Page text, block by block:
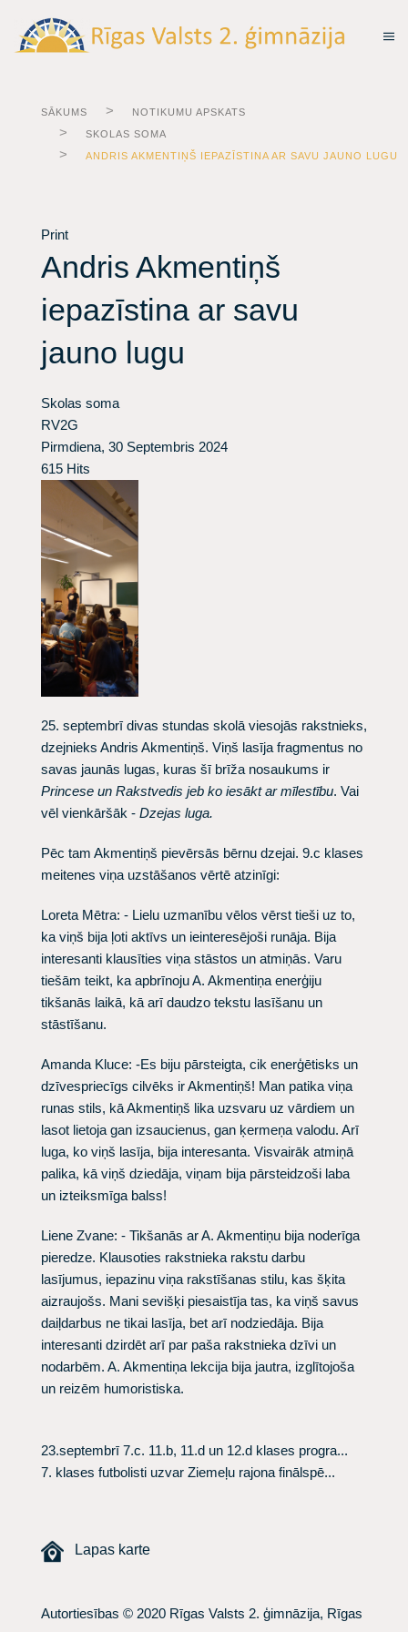
SĀKUMS
NOTIKUMU APSKATS
SKOLAS SOMA
ANDRIS AKMENTIŅŠ IEPAZĪSTINA AR SAVU JAUNO LUGU
Print
Andris Akmentiņš
iepazīstina ar savu
jauno lugu
Skolas soma
RV2G
Pirmdiena, 30 Septembris 2024
615 Hits
25. septembrī divas stundas skolā viesojās rakstnieks,
dzejnieks Andris Akmentiņš. Viņš lasīja fragmentus no
savas jaunās lugas, kuras šī brīža nosaukums ir
Princese un Rakstvedis jeb ko iesākt ar mīlestību. Vai
vēl vienkāršāk ‑ Dzejas luga.
Pēc tam Akmentiņš pievērsās bērnu dzejai. 9.c klases
meitenes viņa uzstāšanos vērtē atzinīgi:
Loreta Mētra: - Lielu uzmanību vēlos vērst tieši uz to,
ka viņš bija ļoti aktīvs un ieinteresējoši runāja. Bija
interesanti klausīties viņa stāstos un atmiņās. Varu
tiešām teikt, ka apbrīnoju A. Akmentiņa enerģiju
tikšanās laikā, kā arī daudzo tekstu lasīšanu un
stāstīšanu.
Amanda Kluce: -Es biju pārsteigta, cik enerģētisks un
dzīvespriecīgs cilvēks ir Akmentiņš! Man patika viņa
runas stils, kā Akmentiņš lika uzsvaru uz vārdiem un
lasot lietoja gan izsaucienus, gan ķermeņa valodu. Arī
luga, ko viņš lasīja, bija interesanta. Visvairāk atmiņā
palika, kā viņš dziedāja, viņam bija pārsteidzoši laba
un izteiksmīga balss!
Liene Zvane: - Tikšanās ar A. Akmentiņu bija noderīga
pieredze. Klausoties rakstnieka rakstu darbu
lasījumus, iepazinu viņa rakstīšanas stilu, kas šķita
aizraujošs. Mani sevišķi piesaistīja tas, ka viņš savus
daiļdarbus ne tikai lasīja, bet arī nodziedāja. Bija
interesanti dzirdēt arī par paša rakstnieka dzīvi un
nodarbēm. A. Akmentiņa lekcija bija jautra, izglītojoša
un reizēm humoristiska.
23.septembrī 7.c. 11.b, 11.d un 12.d klases progra...
7. klases futbolisti uzvar Ziemeļu rajona finālspē...
Lapas karte
Autortiesības © 2020 Rīgas Valsts 2. ģimnāzija, Rīgas